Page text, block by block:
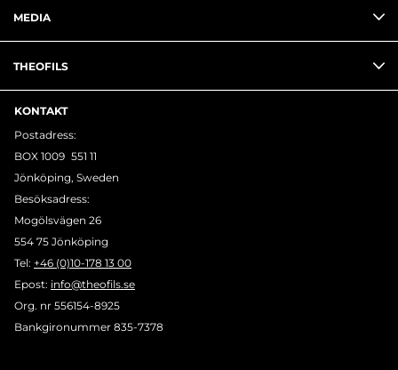
MEDIA
THEOFILS
KONTAKT
Postadress:
BOX 1009 551 11
Jönköping, Sweden
Besöksadress:
Mogölsvägen 26
554 75 Jönköping
Tel: +46 (0)10-178 13 00
Epost: info@theofils.se
Org. nr 556154-8925
Bankgironummer 835-7378